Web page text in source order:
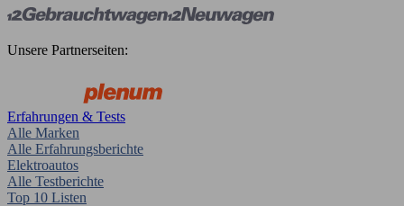
Unsere Partnerseiten:
Erfahrungen & Tests
Alle Marken
Alle Erfahrungsberichte
Elektroautos
Alle Testberichte
Top 10 Listen